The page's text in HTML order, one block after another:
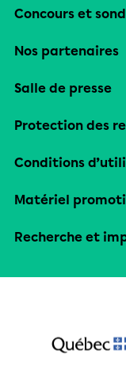
Concours et
Nos partenaires
Salle de presse
Protection des
Conditions
Matériel
Recherche et